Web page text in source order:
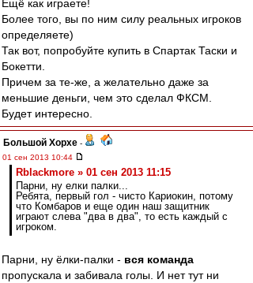
Ещё как играете!
Более того, вы по ним силу реальных игроков
определяете)
Так вот, попробуйте купить в Спартак Таски и
Бокетти.
Причем за те-же, а желательно даже за
меньшие деньги, чем это сделал ФКСМ.
Будет интересно.
Большой Хорхе -
01 сен 2013 10:44
Rblackmore » 01 сен 2013 11:15
Парни, ну елки палки...
Ребята, первый гол - чисто Кариокин, потому
что Комбаров и еще один наш защитник
играют слева "два в два", то есть каждый с
игроком.
Парни, ну ёлки-палки - вся команда
пропускала и забивала голы. И нет тут ни